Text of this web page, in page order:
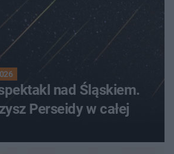
nad Śląskiem.
Perseidy w całej